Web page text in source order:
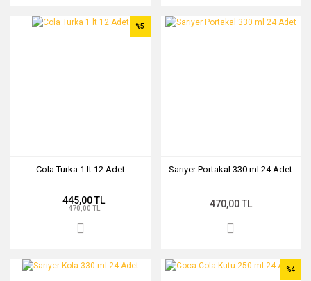
Cola Turka 1 lt 12 Adet
%5
445,00 TL
470,00 TL
Sarıyer Portakal 330 ml 24 Adet
470,00 TL
%4